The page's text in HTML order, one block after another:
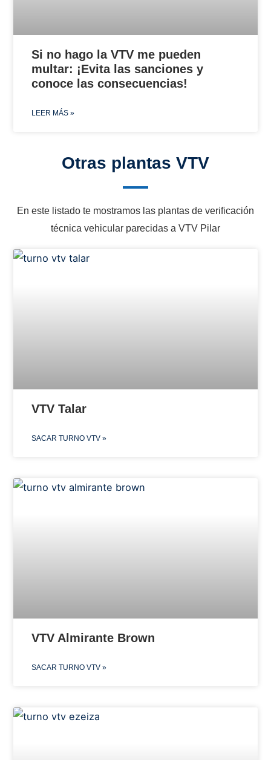
Si no hago la VTV me pueden
multar: ¡Evita las sanciones y
conoce las consecuencias!
LEER MÁS »
Otras plantas VTV
En este listado te mostramos las plantas de verificación
técnica vehicular parecidas a VTV Pilar
VTV Talar
SACAR TURNO VTV »
VTV Almirante Brown
SACAR TURNO VTV »